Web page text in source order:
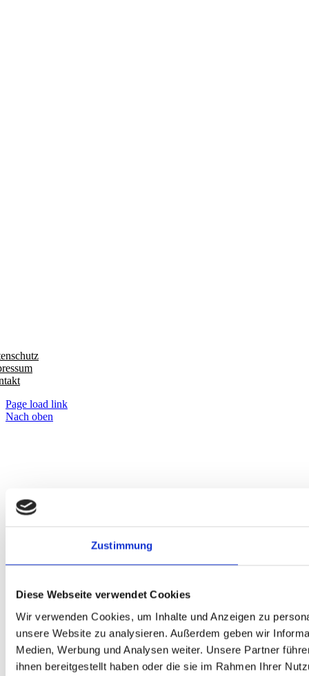
Zustimmung
Diese Webseite verwendet Cookies
Wir verwenden Cookies, um Inhalte und Anzeigen zu
unsere Website zu analysieren. Außerdem geben wir
Medien, Werbung und Analysen weiter. Unsere Partner
ihnen bereitgestellt haben oder die sie im Rahmen Ihrer
Page load link
Nach oben